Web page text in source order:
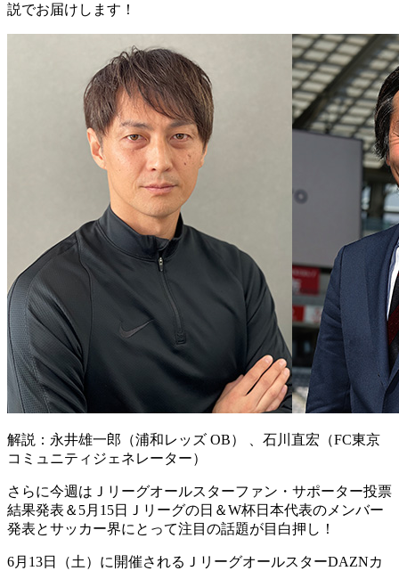
説でお届けします！
解説：永井雄一郎（浦和レッズ OB） 、石川直宏（FC東京
コミュニティジェネレーター）
さらに今週はＪリーグオールスターファン・サポーター投票
結果発表＆5月15日Ｊリーグの日＆W杯日本代表のメンバー
発表とサッカー界にとって注目の話題が目白押し！
6月13日（土）に開催されるＪリーグオールスターDAZNカ